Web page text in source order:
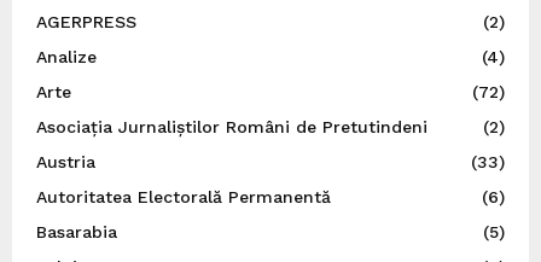
AGERPRESS
(2)
Analize
(4)
Arte
(72)
Asociația Jurnaliștilor Români de Pretutindeni
(2)
Austria
(33)
Autoritatea Electorală Permanentă
(6)
Basarabia
(5)